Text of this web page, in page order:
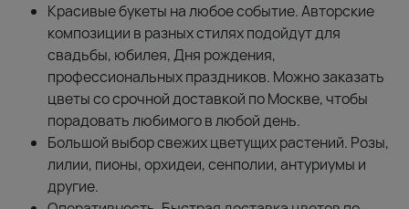
Красивые букеты на любое событие. Авторские
композиции в разных стилях подойдут для
свадьбы, юбилея, Дня рождения,
профессиональных праздников. Можно заказать
цветы со срочной доставкой по Москве, чтобы
порадовать любимого в любой день.
Большой выбор свежих цветущих растений. Розы,
лилии, пионы, орхидеи, сенполии, антуриумы и
другие.